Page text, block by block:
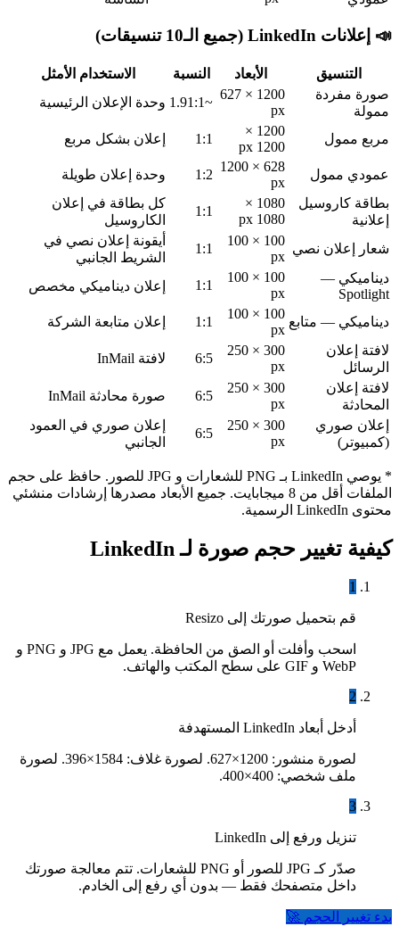
📣 إعلانات LinkedIn (جميع الـ10 تنسيقات)
التنسيق الأبعاد النسبة
الاستخدام الأمثل
صورة مفردة
ممولة
1200 × 627
px
~1.91:1 وحدة الإعلان الرئيسية
مربع ممول
1200 ×
1200 px
1:1 إعلان بشكل مربع
عمودي ممول
628 × 1200
px
1:2
وحدة إعلان طويلة
بطاقة كاروسيل
إعلانية
1080 ×
1080 px
1:1
كل بطاقة في إعلان
الكاروسيل
شعار إعلان نصي
100 × 100
px
1:1
أيقونة إعلان نصي في
الشريط الجانبي
ديناميكي —
Spotlight
100 × 100
px
1:1 إعلان ديناميكي مخصص
ديناميكي — متابع
100 × 100
px
1:1
إعلان متابعة الشركة
لافتة إعلان
الرسائل
300 × 250
px
6:5
لافتة InMail
لافتة إعلان
المحادثة
300 × 250
px
6:5
صورة محادثة InMail
إعلان صوري
(كمبيوتر)
300 × 250
px
6:5
إعلان صوري في العمود
الجانبي
* يوصي LinkedIn بـ PNG للشعارات و JPG للصور. حافظ على حجم
الملفات أقل من 8 ميجابايت. جميع الأبعاد مصدرها إرشادات منشئي
محتوى LinkedIn الرسمية.
كيفية تغيير حجم صورة لـ LinkedIn
1
قم بتحميل صورتك إلى Resizo
اسحب وأفلت أو الصق من الحافظة. يعمل مع JPG و PNG و
WebP و GIF على سطح المكتب والهاتف.
2
أدخل أبعاد LinkedIn المستهدفة
لصورة منشور: 1200×627. لصورة غلاف: 1584×396. لصورة
ملف شخصي: 400×400.
3
تنزيل ورفع إلى LinkedIn
صدّر كـ JPG للصور أو PNG للشعارات. تتم معالجة صورتك
داخل متصفحك فقط — بدون أي رفع إلى الخادم.
بدء تغيير الحجم 🚀